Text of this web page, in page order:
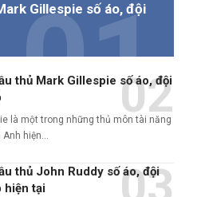
Gillespie số áo, đội
thủ Mark Gillespie số áo, đội
là một trong những thủ môn tài năng
Anh hiện…
thủ John Ruddy số áo, đội
hiện tại